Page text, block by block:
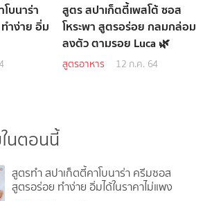
บนาร่า
ำง่าย อิ่ม
สูตร สปาเก็ตตี้เพสโต้ ซอส
โหระพา สูตรอร่อย กลมกล่อม
ลงตัว ตามรอย Luca 🌿
สูตรอาหาร 12 ก.ค. 64
นตอนนี้
สูตรทำ สปาเก็ตตี้คาโบนาร่า ครีมซอส
สูตรอร่อย ทำง่าย อิ่มได้ในราคาไม่แพง